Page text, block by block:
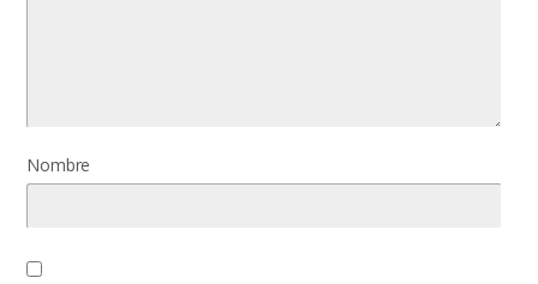
Nombre